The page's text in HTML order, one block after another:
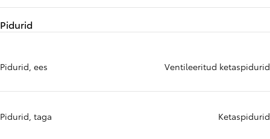
Pidurid
Pidurid, ees Ventileeritud ketaspidurid
Pidurid, taga Ketaspidurid